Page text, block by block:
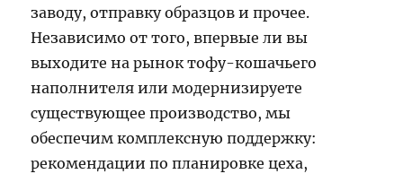
заводу, отправку образцов и прочее.
Независимо от того, впервые ли вы
выходите на рынок тофу-кошачьего
наполнителя или модернизируете
существующее производство, мы
обеспечим комплексную поддержку:
рекомендации по планировке цеха,